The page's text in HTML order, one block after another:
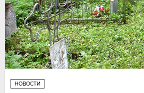
НОВОСТИ